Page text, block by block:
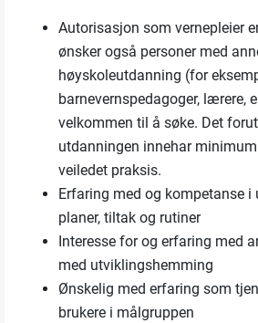
Autorisasjon som vernepleier
ønsker også personer med
høyskoleutdanning (for
barnevernspedagoger, lærere,
velkommen til å søke. Det
utdanningen innehar
veiledet praksis.
Erfaring med og kompetanse i
planer, tiltak og rutiner
Interesse for og erfaring med
med utviklingshemming
Ønskelig med erfaring som
brukere i målgruppen